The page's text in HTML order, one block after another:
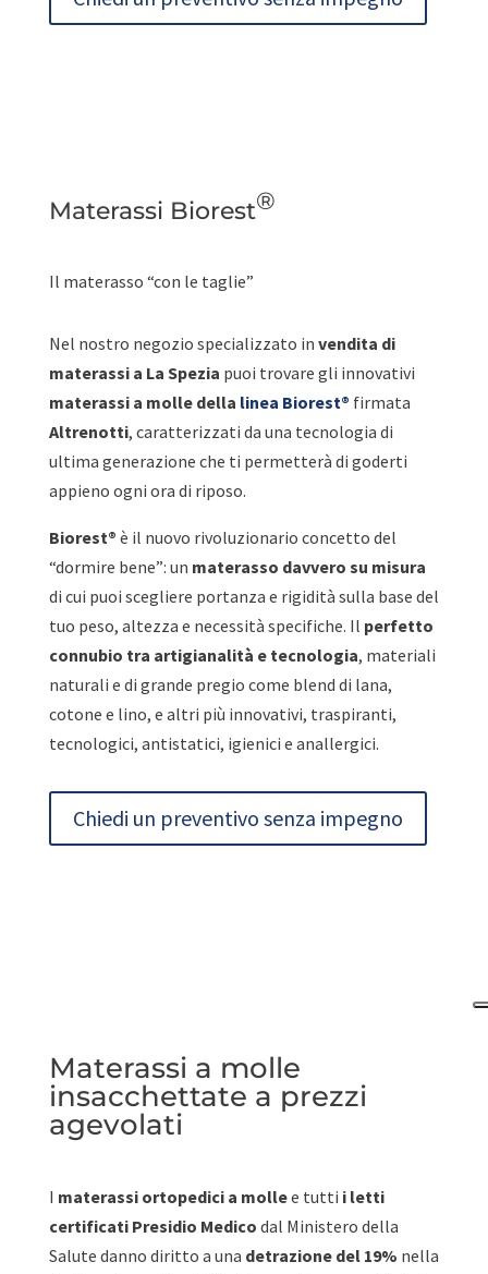
Materassi Biorest®
Il materasso “con le taglie”
Nel nostro negozio specializzato in vendita di
materassi a La Spezia puoi trovare gli innovativi
materassi a molle della linea Biorest® firmata
Altrenotti, caratterizzati da una tecnologia di
ultima generazione che ti permetterà di goderti
appieno ogni ora di riposo.
Biorest® è il nuovo rivoluzionario concetto del
“dormire bene”: un materasso davvero su misura
di cui puoi scegliere portanza e rigidità sulla base del
tuo peso, altezza e necessità specifiche. Il perfetto
connubio tra artigianalità e tecnologia, materiali
naturali e di grande pregio come blend di lana,
cotone e lino, e altri più innovativi, traspiranti,
tecnologici, antistatici, igienici e anallergici.
Chiedi un preventivo senza impegno
Materassi a molle
insacchettate a prezzi
agevolati
I materassi ortopedici a mollee tutti i letti
certificati Presidio Medico dal Ministero della
Salute danno diritto a una detrazione del 19% nella